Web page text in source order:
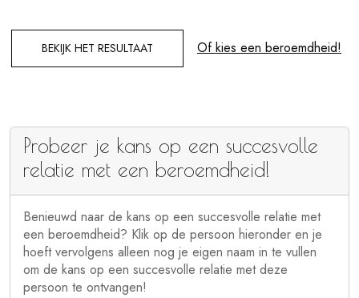
BEKIJK HET RESULTAAT Of kies een beroemdheid!
Probeer je kans op een succesvolle
relatie met een beroemdheid!
Benieuwd naar de kans op een succesvolle relatie met
een beroemdheid? Klik op de persoon hieronder en je
hoeft vervolgens alleen nog je eigen naam in te vullen
om de kans op een succesvolle relatie met deze
persoon te ontvangen!